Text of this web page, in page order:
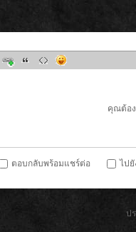
คุณต้อง
ตอบกลับพร้อมแชร์ต่อ ไป
ป